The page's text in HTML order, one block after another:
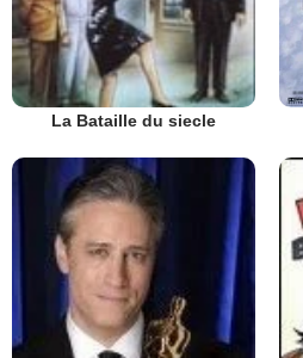
La Bataille du siecle